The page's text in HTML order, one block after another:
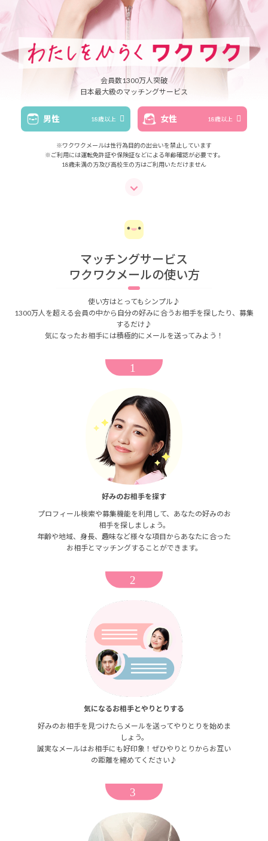
会員数1300万人突破
日本最大級のマッチングサービス
男性 18歳以上 女性 18歳以上
※ワクワクメールは性行為目的の出会いを禁止しています
※ご利用には運転免許証や保険証などによる年齢確認が必要です。
18歳未満の方及び高校生の方はご利用いただけません
マッチングサービス
ワクワクメールの使い方
使い方はとってもシンプル♪
1300万人を超える会員の中から自分の好みに合うお相手を探したり、募集
するだけ♪
気になったお相手には積極的にメールを送ってみよう！
好みのお相手を探す
プロフィール検索や募集機能を利用して、あなたの好みのお
相手を探しましょう。
年齢や地域、身長、趣味など様々な項目からあなたに合った
お相手とマッチングすることができます。
気になるお相手とやりとりする
好みのお相手を見つけたらメールを送ってやりとりを始めま
しょう。
誠実なメールはお相手にも好印象！ぜひやりとりからお互い
の距離を縮めてください♪